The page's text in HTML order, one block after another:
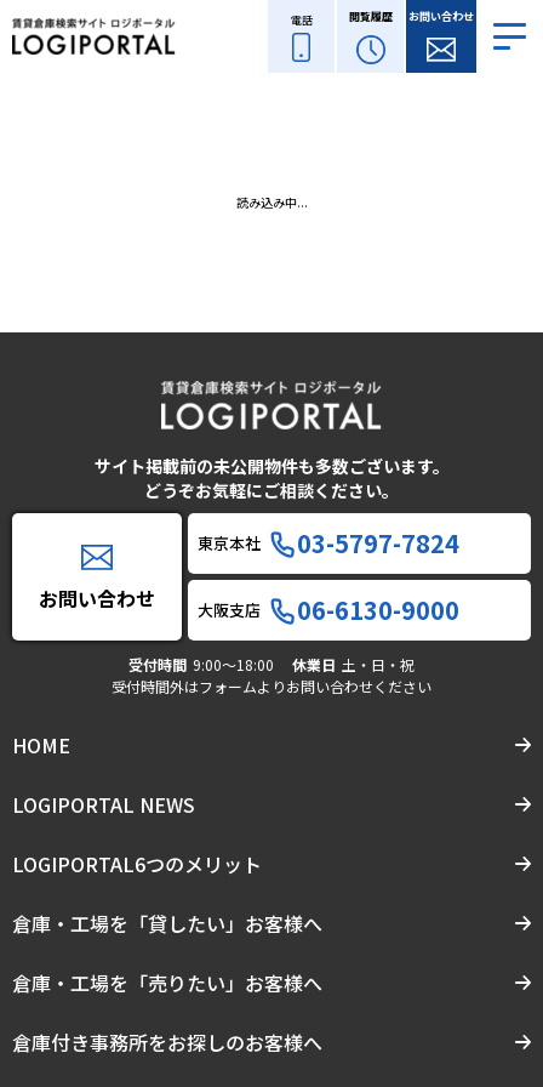
電話 閲覧履歴 お問い合わせ
読み込み中...
サイト掲載前の未公開物件も多数ございます。
どうぞお気軽にご相談ください。
お問い合わせ
東京本社 03-5797-7824
大阪支店 06-6130-9000
受付時間 9:00〜18:00 休業日 土・日・祝
受付時間外はフォームよりお問い合わせください
HOME
LOGIPORTAL NEWS
LOGIPORTAL6つのメリット
倉庫・工場を「貸したい」お客様へ
倉庫・工場を「売りたい」お客様へ
倉庫付き事務所をお探しのお客様へ